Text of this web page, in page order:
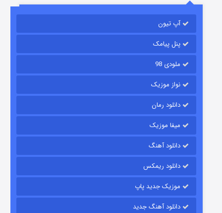
قسمت
آپ تیون
پنل پیامک
ملودی 98
نواز موزیک
دانلود رمان
میفا موزیک
دانلود آهنگ
دانلود ریمکس
موزیک جدید پاپ
دانلود آهنگ جدید